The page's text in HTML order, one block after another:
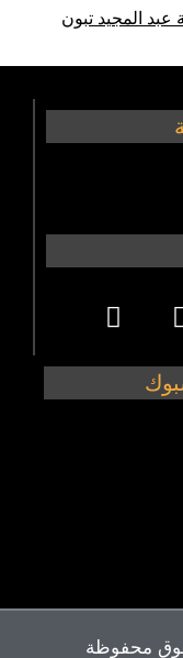
عبد المجيد تبون